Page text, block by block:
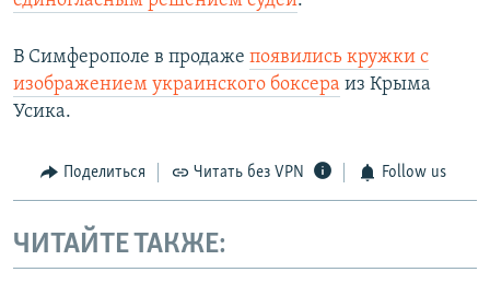
В Симферополе в продаже появились кружки с
изображением украинского боксера из Крыма
Усика.
Поделиться Читать без VPN Follow us
ЧИТАЙТЕ ТАКЖЕ: